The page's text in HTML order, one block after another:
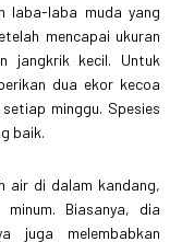
laba-laba muda yang
mencapai ukuran
jangkrik kecil. Untuk
dua ekor kecoa
minggu. Spesies
baik.
air di dalam kandang,
Biasanya, dia
juga melembabkan